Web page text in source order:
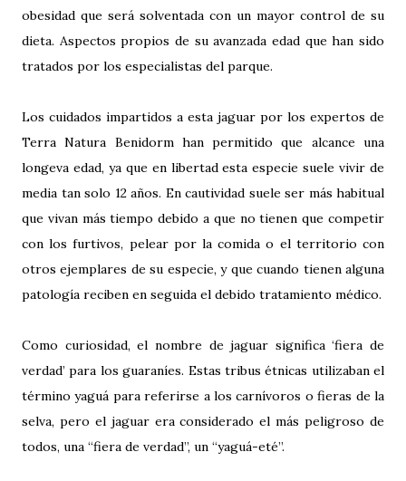
obesidad que será solventada con un mayor control de su
dieta. Aspectos propios de su avanzada edad que han sido
tratados por los especialistas del parque.
Los cuidados impartidos a esta jaguar por los expertos de
Terra Natura Benidorm han permitido que alcance una
longeva edad, ya que en libertad esta especie suele vivir de
media tan solo 12 años. En cautividad suele ser más habitual
que vivan más tiempo debido a que no tienen que competir
con los furtivos, pelear por la comida o el territorio con
otros ejemplares de su especie, y que cuando tienen alguna
patología reciben en seguida el debido tratamiento médico.
Como curiosidad, el nombre de jaguar significa ‘fiera de
verdad’ para los guaraníes. Estas tribus étnicas utilizaban el
término yaguá para referirse a los carnívoros o fieras de la
selva, pero el jaguar era considerado el más peligroso de
todos, una “fiera de verdad”, un “yaguá-eté”.